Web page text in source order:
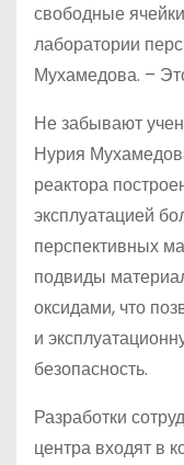
свободные
лаборатории
Мухамедова. –
Не забывают
Нурия
реактора
эксплуатацией
перспективных
подвиды
оксидами, что
и
безопасность.
Разработки
центра входят в